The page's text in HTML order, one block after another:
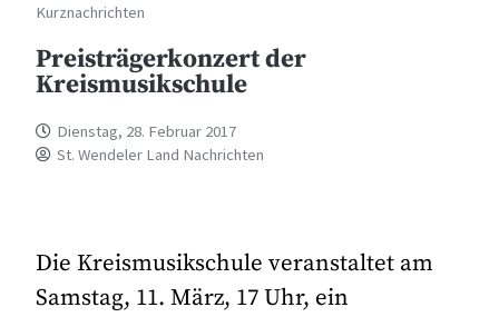
Kurznachrichten
Preisträgerkonzert der
Kreismusikschule
Dienstag, 28. Februar 2017
St. Wendeler Land Nachrichten
Die Kreismusikschule veranstaltet am
Samstag, 11. März, 17 Uhr, ein